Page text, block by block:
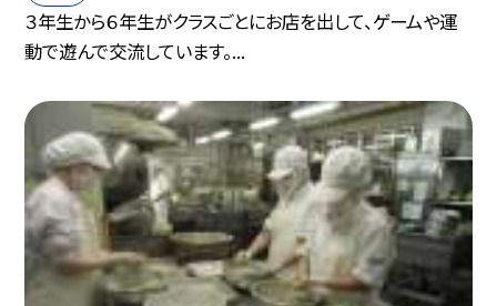
３年生から６年生がクラスごとにお店を出して、ゲームや運
動で遊んで交流しています。...